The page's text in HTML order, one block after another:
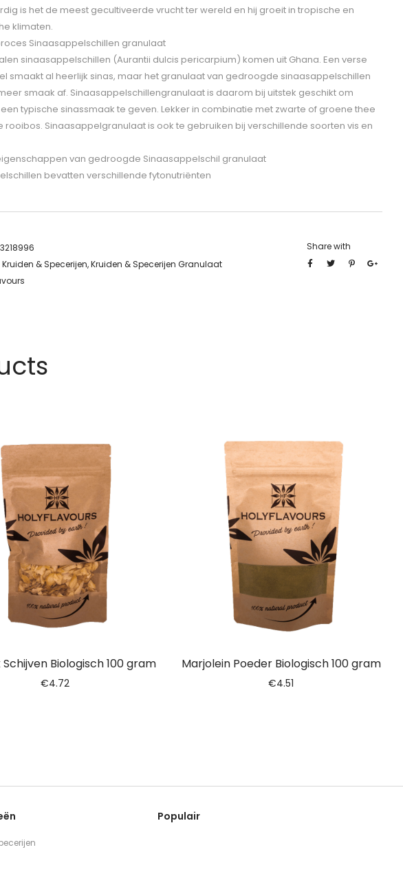
is het de meest gecultiveerde vrucht ter wereld en hij groeit in tropische en
klimaten.
Sinaasappelschillen granulaat
sinaasappelschillen (Aurantii dulcis pericarpium) komen uit Ghana. Een verse
smaakt al heerlijk sinas, maar het granulaat van gedroogde sinaasappelschillen
smaak af. Sinaasappelschillengranulaat is daarom bij uitstek geschikt om
typische sinassmaak te geven. Lekker in combinatie met zwarte of groene thee
rooibos. Sinaasappelgranulaat is ook te gebruiken bij verschillende soorten vis en
van gedroogde Sinaasappelschil granulaat
bevatten verschillende fytonutriënten
Kruiden & Specerijen,Kruiden & Specerijen Granulaat
Share with
Biologisch 100 gram
€4.72
Marjolein Poeder Biologisch 100 gram
€4.51
Populair